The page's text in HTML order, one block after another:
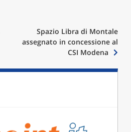
Spazio Libra di Montale
assegnato in concessione al
CSI Modena